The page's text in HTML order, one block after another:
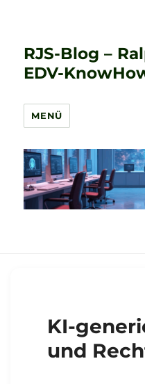
RJS-Blog –
EDV-
MENÜ
KI-
und